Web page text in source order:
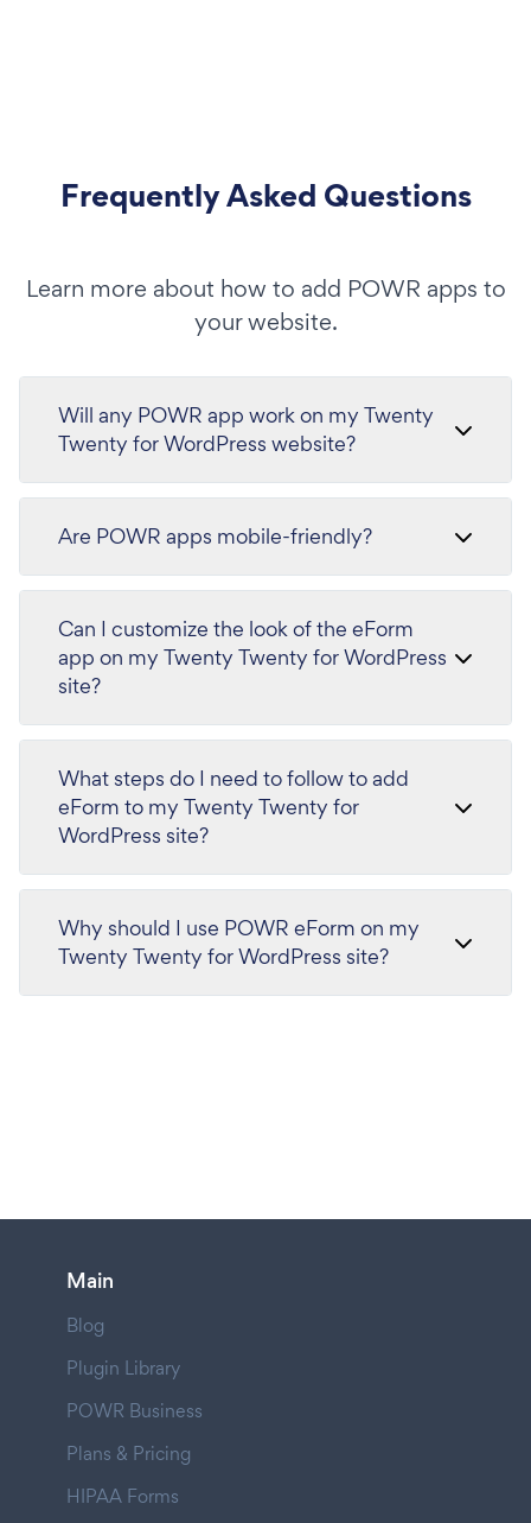
Frequently Asked Questions
Learn more about how to add POWR apps to
your website.
Will any POWR app work on my Twenty
Twenty for WordPress website?
Are POWR apps mobile-friendly?
Can I customize the look of the eForm
app on my Twenty Twenty for WordPress
site?
What steps do I need to follow to add
eForm to my Twenty Twenty for
WordPress site?
Why should I use POWR eForm on my
Twenty Twenty for WordPress site?
Main
Blog
Plugin Library
POWR Business
Plans & Pricing
HIPAA Forms